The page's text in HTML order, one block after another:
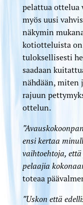
pelattua ottelua
myös uusi
näkymin
kotiotteluista
tuloksellisesti
saadaan
nähdään, miten
rajuun
ottelun.
ensi kertaa
vaihtoehtoja,
pelaajia
toteaa
”Uskon että